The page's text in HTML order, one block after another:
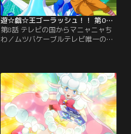
遊☆戯☆王ゴーラッシュ！！ 第08話
第8話 テレビの国からマニャニャち
わ／ムツバケーブルテレビ唯一の人
の幼なじみとしてデュエルの対戦役
を頼まれた遊歩だったが、5年ぶり
に再会したマニャの変わりように戸
惑いを隠せずにいた。【提供：バン
ダイチャンネル】